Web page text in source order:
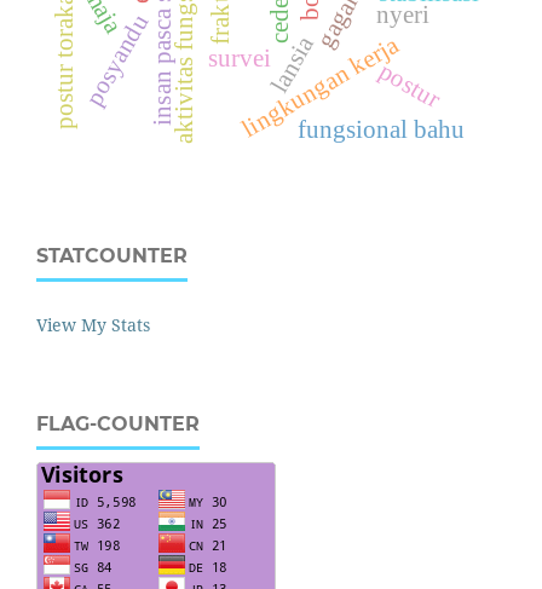
aktivitas fungsional lingkungan kerja
survei
posyandu nyeri
lansia postur
postur torakal fungsional bahu
STATCOUNTER
View My Stats
FLAG-COUNTER